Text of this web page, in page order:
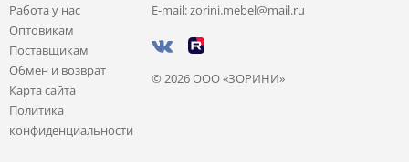
Работа у нас
Оптовикам
Поставщикам
Обмен и возврат
Карта сайта
Политика
конфиденциальности
E-mail: zorini.mebel@mail.ru
© 2026 ООО «ЗОРИНИ»